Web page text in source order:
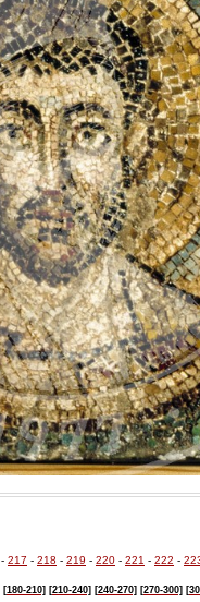
- 217 - 218 - 219 - 220 - 221 - 222 -
[180-210] [210-240] [240-270] [270-300]